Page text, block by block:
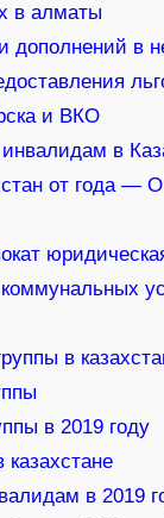
в алматы
в
и ВКО
в
от
коммунальных
в
в 2019 году
казахстане
в 2019